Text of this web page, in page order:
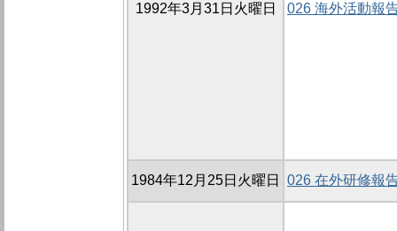
1992年3月31日火曜日 026 海外活動報
1984年12月25日火曜日 026 在外研修報